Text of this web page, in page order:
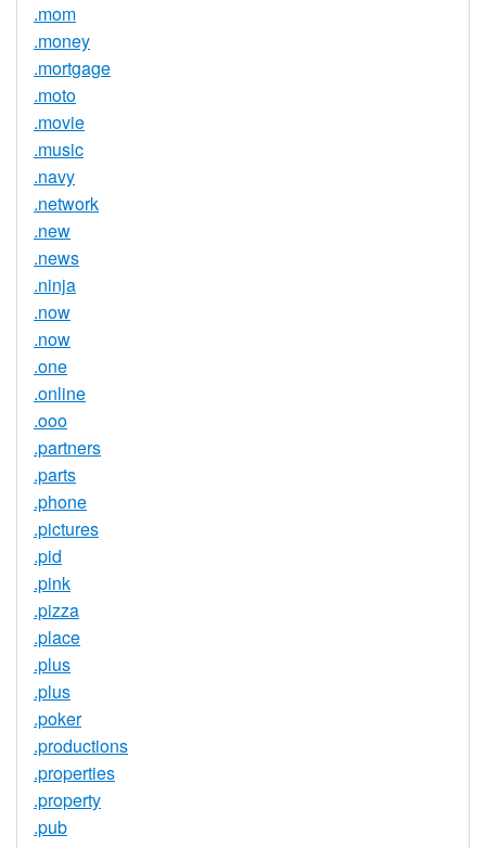
.mom
.money
.mortgage
.moto
.movie
.music
.navy
.network
.new
.news
.ninja
.now
.now
.one
.online
.ooo
.partners
.parts
.phone
.pictures
.pid
.pink
.pizza
.place
.plus
.plus
.poker
.productions
.properties
.property
.pub